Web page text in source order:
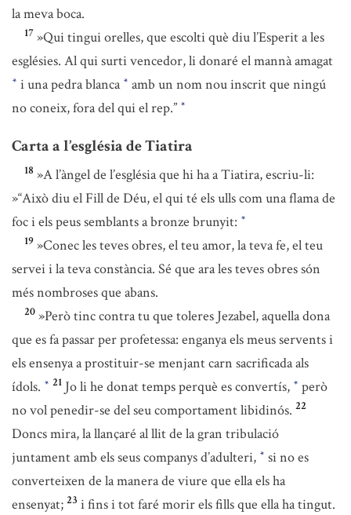
la meva boca.
17 »Qui tingui orelles, que escolti què diu l’Esperit a les
esglésies. Al qui surti vencedor, li donaré el mannà amagat
* i una pedra blanca * amb un nom nou inscrit que ningú
no coneix, fora del qui el rep.” *
Carta a l’església de Tiatira
18 »A l’àngel de l’església que hi ha a Tiatira, escriu-li:
»“Això diu el Fill de Déu, el qui té els ulls com una flama de
foc i els peus semblants a bronze brunyit: *
19 »Conec les teves obres, el teu amor, la teva fe, el teu
servei i la teva constància. Sé que ara les teves obres són
més nombroses que abans.
20 »Però tinc contra tu que toleres Jezabel, aquella dona
que es fa passar per profetessa: enganya els meus servents i
els ensenya a prostituir-se menjant carn sacrificada als
ídols. * 21 Jo li he donat temps perquè es convertís, * però
no vol penedir-se del seu comportament libidinós. 22
Doncs mira, la llançaré al llit de la gran tribulació
juntament amb els seus companys d’adulteri, * si no es
converteixen de la manera de viure que ella els ha
ensenyat; 23 i fins i tot faré morir els fills que ella ha tingut.